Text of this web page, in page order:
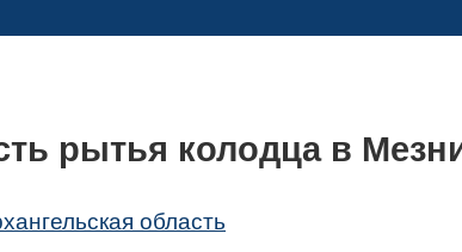
рытья колодца в
область